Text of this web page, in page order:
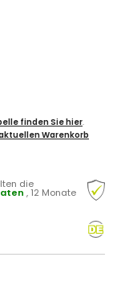
finden Sie hier.
Warenkorb
die
, 12 Monate